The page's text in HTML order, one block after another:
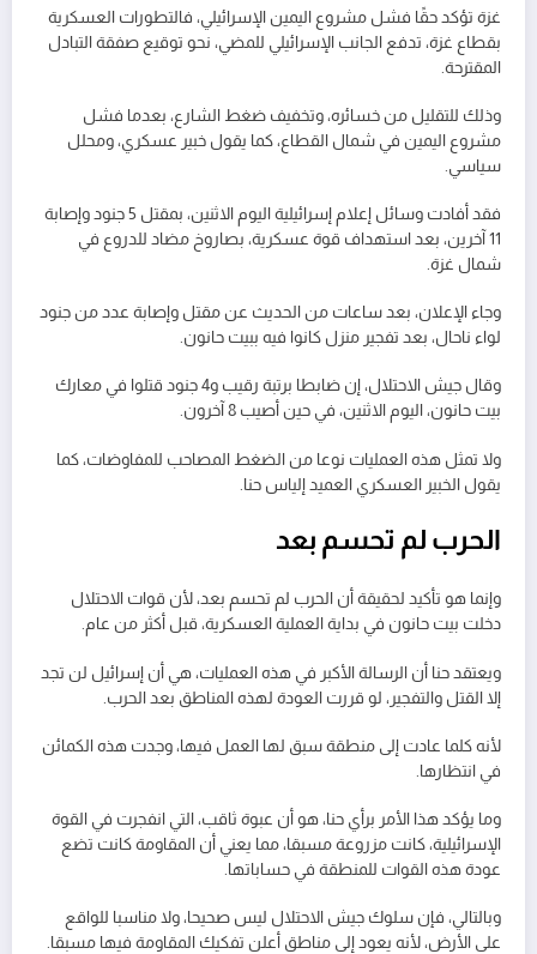
غزة تؤكد حقًا فشل مشروع اليمين الإسرائيلي، فالتطورات العسكرية
بقطاع غزة، تدفع الجانب الإسرائيلي للمضي، نحو توقيع صفقة التبادل
المقترحة.
وذلك للتقليل من خسائره، وتخفيف ضغط الشارع، بعدما فشل
مشروع اليمين في شمال القطاع، كما يقول خبير عسكري، ومحلل
سياسي.
فقد أفادت وسائل إعلام إسرائيلية اليوم الاثنين، بمقتل 5 جنود وإصابة
11 آخرين، بعد استهداف قوة عسكرية، بصاروخ مضاد للدروع في
شمال غزة.
وجاء الإعلان، بعد ساعات من الحديث عن مقتل وإصابة عدد من جنود
لواء ناحال، بعد تفجير منزل كانوا فيه ببيت حانون.
وقال جيش الاحتلال، إن ضابطا برتبة رقيب و4 جنود قتلوا في معارك
بيت حانون، اليوم الاثنين، في حين أصيب 8 آخرون.
ولا تمثل هذه العمليات نوعا من الضغط المصاحب للمفاوضات، كما
يقول الخبير العسكري العميد إلياس حنا.
الحرب لم تحسم بعد
وإنما هو تأكيد لحقيقة أن الحرب لم تحسم بعد، لأن قوات الاحتلال
دخلت بيت حانون في بداية العملية العسكرية، قبل أكثر من عام.
ويعتقد حنا أن الرسالة الأكبر في هذه العمليات، هي أن إسرائيل لن تجد
إلا القتل والتفجير، لو قررت العودة لهذه المناطق بعد الحرب.
لأنه كلما عادت إلى منطقة سبق لها العمل فيها، وجدت هذه الكمائن
في انتظارها.
وما يؤكد هذا الأمر برأي حنا، هو أن عبوة ثاقب، التي انفجرت في القوة
الإسرائيلية، كانت مزروعة مسبقا، مما يعني أن المقاومة كانت تضع
عودة هذه القوات للمنطقة في حساباتها.
وبالتالي، فإن سلوك جيش الاحتلال ليس صحيحا، ولا مناسبا للواقع
على الأرض، لأنه يعود إلى مناطق أعلن تفكيك المقاومة فيها مسبقا.